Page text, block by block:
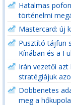
Hatalmas
történelmi
Mastercard: új
Pusztító tájfun
Kínában és a
Irán vezetői
stratégiájuk
Döbbenetes
meg a